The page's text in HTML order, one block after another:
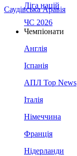
Саудівська Аравія
Ліга націй
ЧС 2026
Чемпіонати
Англія
Іспанія
АПЛ Top News
Італія
Німеччина
Франція
Нідерланди